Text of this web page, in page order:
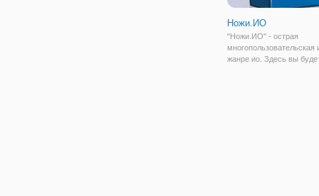
Ножи.ИО
"Ножи.ИО" - острая
многопользовательская
жанре ио. Здесь вы